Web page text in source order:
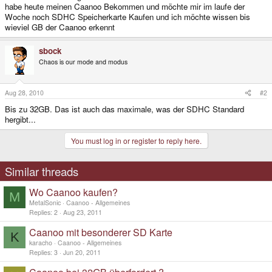
habe heute meinen Caanoo Bekommen und möchte mir im laufe der
Woche noch SDHC Speicherkarte Kaufen und ich möchte wissen bis
wieviel GB der Caanoo erkennt
sbock
Chaos is our mode and modus
Aug 28, 2010 #2
Bis zu 32GB. Das ist auch das maximale, was der SDHC Standard
hergibt...
You must log in or register to reply here.
Similar threads
M Wo Caanoo kaufen?
MetalSonic Caanoo - Allgemeines
Replies 2 Aug 23, 2011
K Caanoo mit besonderer SD Karte
karacho Caanoo - Allgemeines
Replies 3 Jun 20, 2011